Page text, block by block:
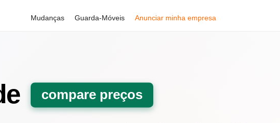
Mudanças Guarda-Móveis Anunciar minha empresa
compare preços